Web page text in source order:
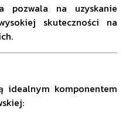
pozwala na uzyskanie
skuteczności na
idealnym komponentem